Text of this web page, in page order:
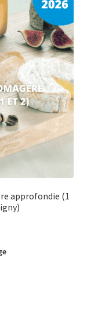
approfondie (1